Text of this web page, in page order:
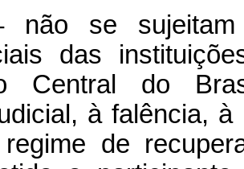
não se sujeitam
das
Central do
à falência,
de